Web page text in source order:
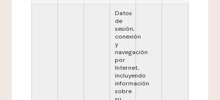
Datos
de
sesión,
conexión
y
navegación
por
Internet,
incluyendo
información
sobre